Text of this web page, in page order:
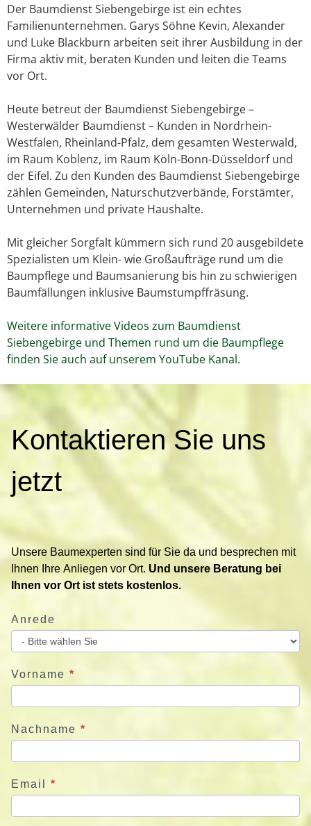
Der Baumdienst Siebengebirge ist ein echtes
Familienunternehmen. Garys Söhne Kevin, Alexander
und Luke Blackburn arbeiten seit ihrer Ausbildung in der
Firma aktiv mit, beraten Kunden und leiten die Teams
vor Ort.
Heute betreut der Baumdienst Siebengebirge –
Westerwälder Baumdienst – Kunden in Nordrhein-
Westfalen, Rheinland-Pfalz, dem gesamten Westerwald,
im Raum Koblenz, im Raum Köln-Bonn-Düsseldorf und
der Eifel. Zu den Kunden des Baumdienst Siebengebirge
zählen Gemeinden, Naturschutzverbände, Forstämter,
Unternehmen und private Haushalte.
Mit gleicher Sorgfalt kümmern sich rund 20 ausgebildete
Spezialisten um Klein- wie Großaufträge rund um die
Baumpflege und Baumsanierung bis hin zu schwierigen
Baumfällungen inklusive Baumstumpffräsung.
Weitere informative Videos zum Baumdienst
Siebengebirge und Themen rund um die Baumpflege
finden Sie auch auf unserem YouTube Kanal.
o
n
t
e
r
e
S
e
u
n
s
e
t
Kontaktieren Sie uns
jetzt
Unsere Baumexperten sind für Sie da und besprechen mit
Ihnen Ihre Anliegen vor Ort. Und unsere Beratung bei
Ihnen vor Ort ist stets kostenlos.
Anrede
Vorname *
Nachname *
Email *